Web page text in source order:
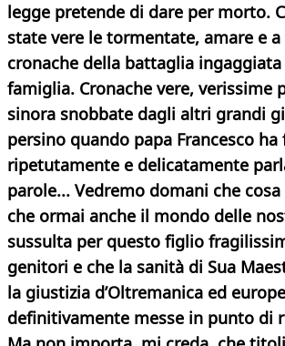
legge pretende di dare per morto.
state vere le tormentate, amare e
cronache della battaglia
famiglia. Cronache vere, verissime
sinora snobbate dagli altri grandi
persino quando papa Francesco
ripetutamente e delicatamente
parole... Vedremo domani che
che ormai anche il mondo delle
sussulta per questo figlio
genitori e che la sanità di Sua
la giustizia d’Oltremanica ed
definitivamente messe in punto di